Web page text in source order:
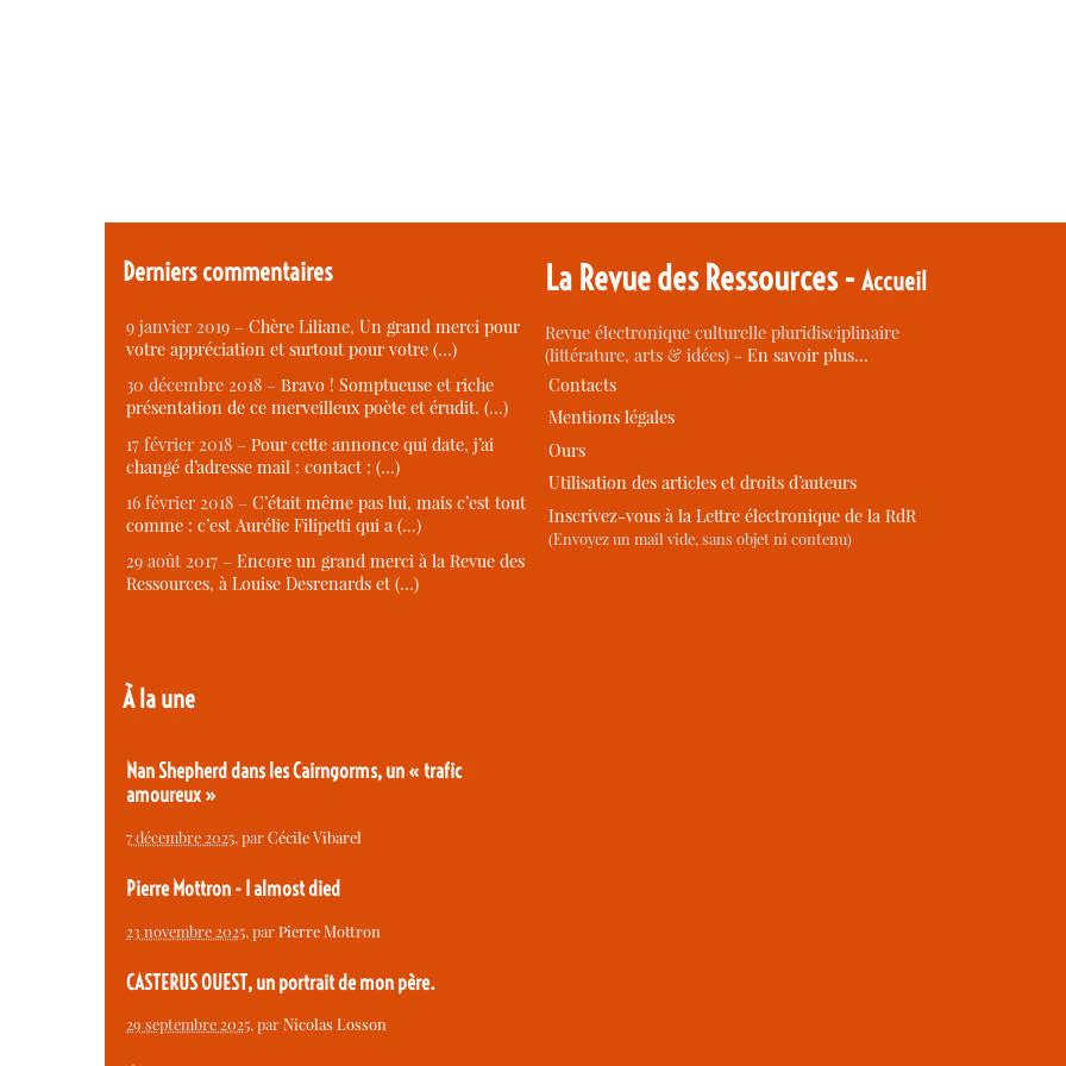
Derniers commentaires
9 janvier 2019 – Chère Liliane, Un grand merci pour
votre appréciation et surtout pour votre (…)
30 décembre 2018 – Bravo ! Somptueuse et riche
présentation de ce merveilleux poète et érudit. (…)
17 février 2018 – Pour cette annonce qui date, j’ai
changé d’adresse mail : contact : (…)
16 février 2018 – C’était même pas lui, mais c’est tout
comme : c’est Aurélie Filipetti qui a (…)
29 août 2017 – Encore un grand merci à la Revue des
Ressources, à Louise Desrenards et (…)
À la une
Nan Shepherd dans les Cairngorms, un « trafic
amoureux »
7 décembre 2025, parCécile Vibarel
Pierre Mottron - I almost died
23 novembre 2025, parPierre Mottron
CASTERUS OUEST, un portrait de mon père.
29 septembre 2025, parNicolas Losson
La Revue des Ressources -Accueil
Revue électronique culturelle pluridisciplinaire
(littérature, arts & idées) -En savoir plus…
Contacts
Mentions légales
Ours
Utilisation des articles et droits d’auteurs
Inscrivez-vous à la Lettre électronique de la RdR
(Envoyez un mail vide, sans objet ni contenu)